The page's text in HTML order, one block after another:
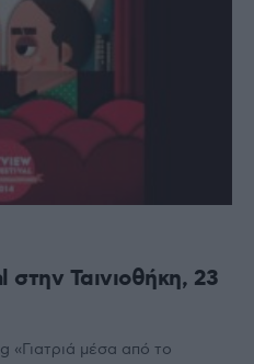
Ταινιοθήκη, 23
«Γιατριά μέσα από το